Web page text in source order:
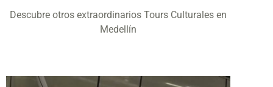
Descubre otros extraordinarios Tours Culturales en
Medellín